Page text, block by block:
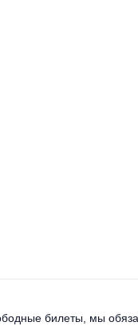
билеты, мы